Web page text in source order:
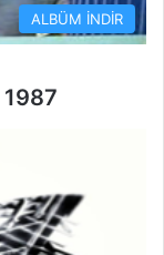
ALBÜM İNDİR